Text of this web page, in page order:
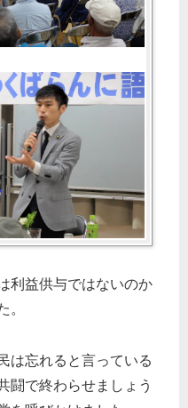
利益供与ではないのか
。
は忘れると言っている
闘で終わらせましょう